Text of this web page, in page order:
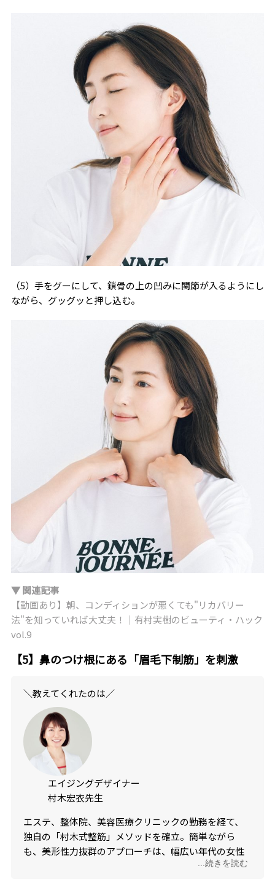
（5）手をグーにして、鎖骨の上の凹みに関節が入るようにし
ながら、グッグッと押し込む。
▼ 関連記事
【動画あり】朝、コンディションが悪くても"リカバリー
法"を知っていれば大丈夫！｜有村実樹のビューティ・ハック
vol.9
【5】鼻のつけ根にある「眉毛下制筋」を刺激
＼教えてくれたのは／
エイジングデザイナー
村木宏衣先生
エステ、整体院、美容医療クリニックの勤務を経て、
独自の「村木式整筋」メソッドを確立。簡単ながら
も、美形性力抜群のアプローチは、幅広い年代の女性
...続きを読む